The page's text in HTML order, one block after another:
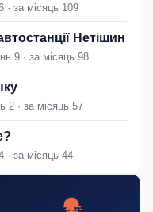
· за місяць 109
Нетішин
9 · за місяць 98
2 · за місяць 57
· за місяць 44